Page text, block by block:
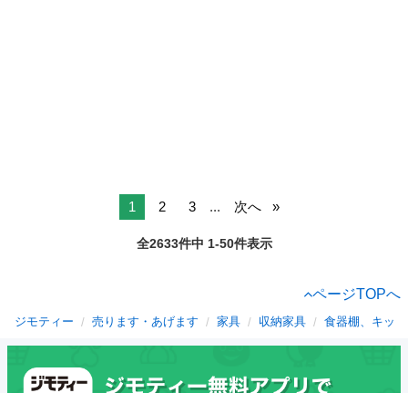
1 2 3 ... 次へ
全2633件中 1-50件表示
ページTOPへ
ジモティー 売ります・あげます 家具 収納家具 食器棚、キッ